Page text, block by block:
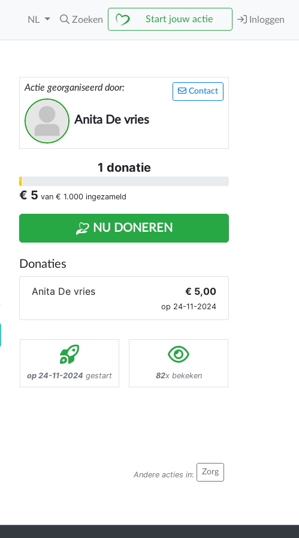
NL Zoeken Start jouw actie Inloggen
Contact
Actie georganiseerd door:
Anita De vries
1 donatie
€ 5 van € 1.000 ingezameld
NU DONEREN
Donaties
Anita De vries € 5,00
op 24-11-2024
op 24-11-2024 gestart 82x bekeken
Andere acties in: Zorg